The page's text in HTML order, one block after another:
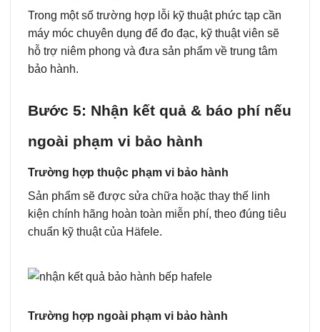
Trong một số trường hợp lỗi kỹ thuật phức tạp cần
máy móc chuyên dụng để đo đạc, kỹ thuật viên sẽ
hỗ trợ niêm phong và đưa sản phẩm về trung tâm
bảo hành.
Bước 5: Nhận kết quả & báo phí nếu
ngoài phạm vi bảo hành
Trường hợp thuộc phạm vi bảo hành
Sản phẩm sẽ được sửa chữa hoặc thay thế linh
kiện chính hãng hoàn toàn miễn phí, theo đúng tiêu
chuẩn kỹ thuật của Häfele.
Trường hợp ngoài phạm vi bảo hành